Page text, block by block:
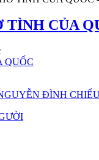
TÌNH CỦA
QUỐC
ĐÌNH